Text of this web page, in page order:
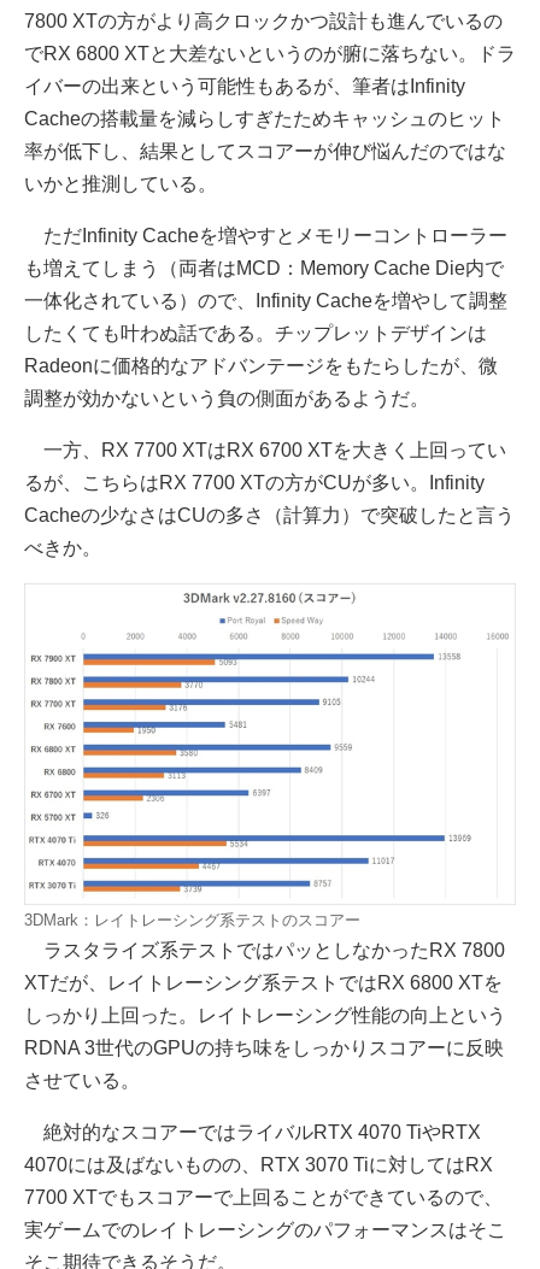
7800 XTの方がより高クロックかつ設計も進んでいるの
でRX 6800 XTと大差ないというのが腑に落ちない。ドラ
イバーの出来という可能性もあるが、筆者はInfinity
Cacheの搭載量を減らしすぎたためキャッシュのヒット
率が低下し、結果としてスコアーが伸び悩んだのではな
いかと推測している。
ただInfinity Cacheを増やすとメモリーコントローラー
も増えてしまう（両者はMCD：Memory Cache Die内で
一体化されている）ので、Infinity Cacheを増やして調整
したくても叶わぬ話である。チップレットデザインは
Radeonに価格的なアドバンテージをもたらしたが、微
調整が効かないという負の側面があるようだ。
一方、RX 7700 XTはRX 6700 XTを大きく上回ってい
るが、こちらはRX 7700 XTの方がCUが多い。Infinity
Cacheの少なさはCUの多さ（計算力）で突破したと言う
べきか。
3DMark：レイトレーシング系テストのスコアー
ラスタライズ系テストではパッとしなかったRX 7800
XTだが、レイトレーシング系テストではRX 6800 XTを
しっかり上回った。レイトレーシング性能の向上という
RDNA 3世代のGPUの持ち味をしっかりスコアーに反映
させている。
絶対的なスコアーではライバルRTX 4070 TiやRTX
4070には及ばないものの、RTX 3070 Tiに対してはRX
7700 XTでもスコアーで上回ることができているので、
実ゲームでのレイトレーシングのパフォーマンスはそこ
そこ期待できるそうだ。